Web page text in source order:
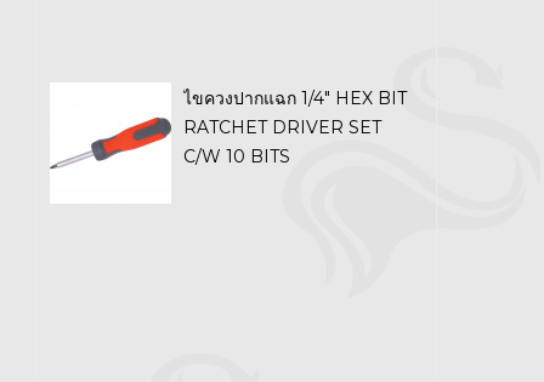
ไขควงปากแฉก 1/4" HEX BIT
RATCHET DRIVER SET
C/W 10 BITS